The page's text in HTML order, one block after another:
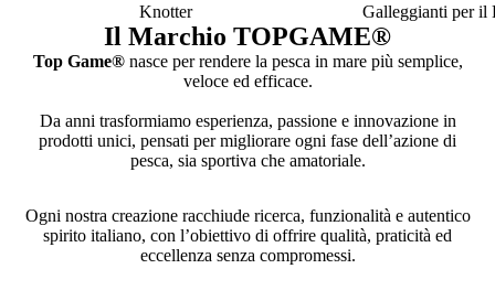
Knotter Galleggianti per il
Il Marchio TOPGAME®
Top Game®nasce per rendere la pesca in mare più semplice,
veloce ed efficace.
Da anni trasformiamo esperienza, passione e innovazione in
prodotti unici, pensati per migliorare ogni fase dell’azione di
pesca, sia sportiva che amatoriale.
Ogni nostra creazione racchiude ricerca, funzionalità e autentico
spirito italiano, con l’obiettivo di offrire qualità, praticità ed
eccellenza senza compromessi.